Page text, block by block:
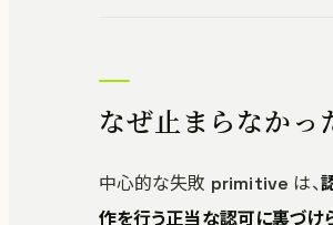
なぜ止まらなかっ
中心的な失敗 primitive は、
作を行う正当な認可に裏づけ